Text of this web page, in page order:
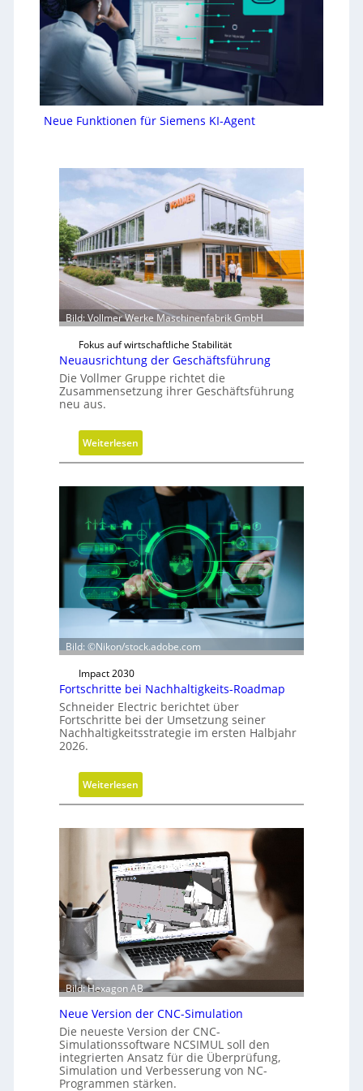
Neue Funktionen für Siemens KI-Agent
Bild: Vollmer Werke Maschinenfabrik GmbH
Fokus auf wirtschaftliche Stabilität
Neuausrichtung der Geschäftsführung
Die Vollmer Gruppe richtet die
Zusammensetzung ihrer Geschäftsführung
neu aus.
Weiterlesen:
N
a
u
s
r
i
c
h
u
d
e
r
s
c
ä
t
s
f
ü
h
r
u
n
Bild: ©Nikon/stock.adobe.com
Impact 2030
Fortschritte bei Nachhaltigkeits-Roadmap
Schneider Electric berichtet über
Fortschritte bei der Umsetzung seiner
Nachhaltigkeitsstrategie im ersten Halbjahr
2026.
Weiterlesen:
F
r
s
c
h
r
i
t
t
e
e
i
N
a
Bild: Hexagon AB
Neue Version der CNC-Simulation
Die neueste Version der CNC-
Simulationssoftware NCSIMUL soll den
integrierten Ansatz für die Überprüfung,
Simulation und Verbesserung von NC-
Programmen stärken.